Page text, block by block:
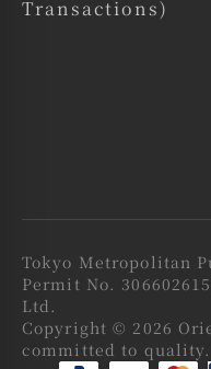
Transactions)
Tokyo Metropolitan
Permit No.
Ltd.
Copyright © 2026
committed to quality.